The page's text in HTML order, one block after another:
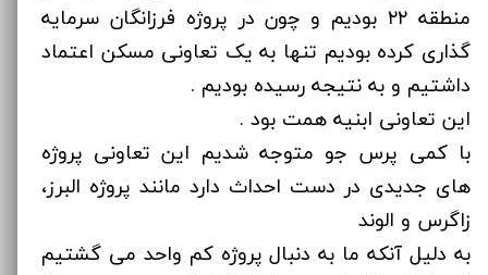
منطقه ۲۲ بودیم و چون در پروژه فرزانگان سرمایه
گذاری کرده بودیم تنها به یک تعاونی مسکن اعتماد
داشتیم و به نتیجه رسیده بودیم .
این تعاونی ابنیه همت بود .
با کمی پرس جو متوجه شدیم این تعاونی پروژه
های جدیدی در دست احداث دارد مانند پروژه البرز،
زاگرس و الوند
به دلیل آنکه ما به دنبال پروژه کم واحد می گشتیم